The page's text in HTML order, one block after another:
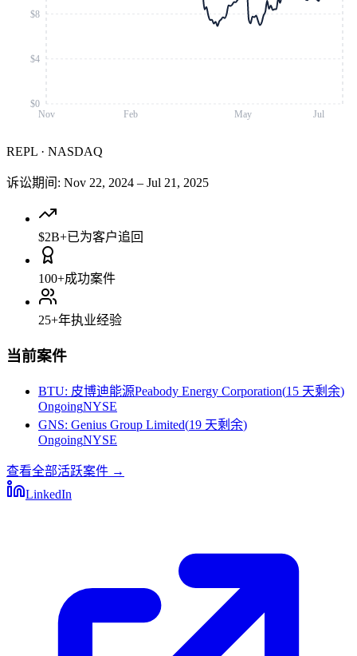
Nov Feb May Jul
$0
$4
$8
REPL · NASDAQ
诉讼期间 : Nov 22, 2024 – Jul 21, 2025
$2B+已为客户追回
100+成功案件
25+年执业经验
当前案件
BTU: 皮博迪能源Peabody Energy Corporation(15 天剩余)
OngoingNYSE
GNS: Genius Group Limited(19 天剩余)
OngoingNYSE
查看全部活跃案件 →
LinkedIn